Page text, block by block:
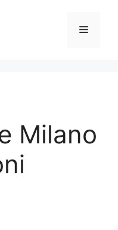
Menu
Milano